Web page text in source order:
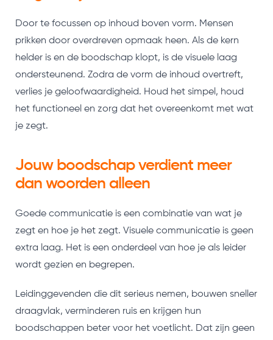
Door te focussen op inhoud boven vorm. Mensen
prikken door overdreven opmaak heen. Als de kern
helder is en de boodschap klopt, is de visuele laag
ondersteunend. Zodra de vorm de inhoud overtreft,
verlies je geloofwaardigheid. Houd het simpel, houd
het functioneel en zorg dat het overeenkomt met wat
je zegt.
Jouw boodschap verdient meer
dan woorden alleen
Goede communicatie is een combinatie van wat je
zegt en hoe je het zegt. Visuele communicatie is geen
extra laag. Het is een onderdeel van hoe je als leider
wordt gezien en begrepen.
Leidinggevenden die dit serieus nemen, bouwen sneller
draagvlak, verminderen ruis en krijgen hun
boodschappen beter voor het voetlicht. Dat zijn geen